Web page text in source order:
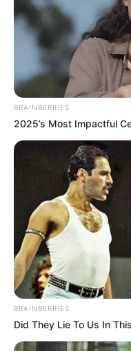
Anti Mainstream,
Membawa
Versi Warga
Langka Banget!
Katak yang Bikin
Gemes
BRAINBERRIES
2025’s Most Impactful
BRAINBERRIES
Did They Lie To Us In